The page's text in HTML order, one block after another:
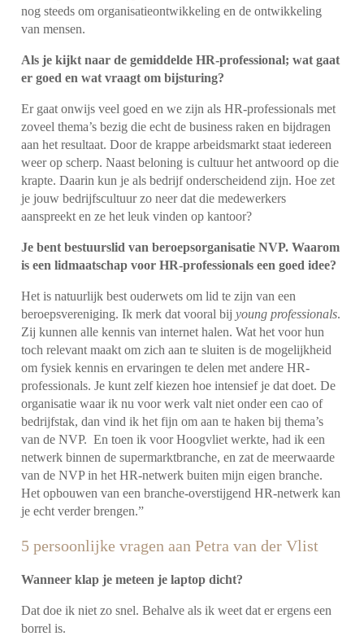
nog steeds om organisatieontwikkeling en de ontwikkeling
van mensen.
Als je kijkt naar de gemiddelde HR-professional; wat gaat
er goed en wat vraagt om bijsturing?
Er gaat onwijs veel goed en we zijn als HR-professionals met
zoveel thema’s bezig die echt de business raken en bijdragen
aan het resultaat. Door de krappe arbeidsmarkt staat iedereen
weer op scherp. Naast beloning is cultuur het antwoord op die
krapte. Daarin kun je als bedrijf onderscheidend zijn. Hoe zet
je jouw bedrijfscultuur zo neer dat die medewerkers
aanspreekt en ze het leuk vinden op kantoor?
Je bent bestuurslid van beroepsorganisatie NVP. Waarom
is een lidmaatschap voor HR-professionals een goed idee?
Het is natuurlijk best ouderwets om lid te zijn van een
beroepsvereniging. Ik merk dat vooral bijyoung professionals.
Zij kunnen alle kennis van internet halen. Wat het voor hun
toch relevant maakt om zich aan te sluiten is de mogelijkheid
om fysiek kennis en ervaringen te delen met andere HR-
professionals. Je kunt zelf kiezen hoe intensief je dat doet. De
organisatie waar ik nu voor werk valt niet onder een cao of
bedrijfstak, dan vind ik het fijn om aan te haken bij thema’s
van de NVP. En toen ik voor Hoogvliet werkte, had ik een
netwerk binnen de supermarktbranche, en zat de meerwaarde
van de NVP in het HR-netwerk buiten mijn eigen branche.
Het opbouwen van een branche-overstijgend HR-netwerk kan
je echt verder brengen.”
5 persoonlijke vragen aan Petra van der Vlist
Wanneer klap je meteen je laptop dicht?
Dat doe ik niet zo snel. Behalve als ik weet dat er ergens een
borrel is.